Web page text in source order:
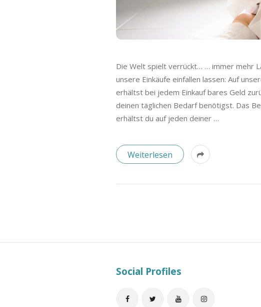
a
c
k
B
l
o
g
Die Welt spielt verrückt… … immer mehr
unsere Einkäufe einfallen lassen: Auf
erhältst bei jedem Einkauf bares Geld
deinen täglichen Bedarf benötigst. Das
erhältst du auf jeden deiner …
Weiterlesen
Social Profiles